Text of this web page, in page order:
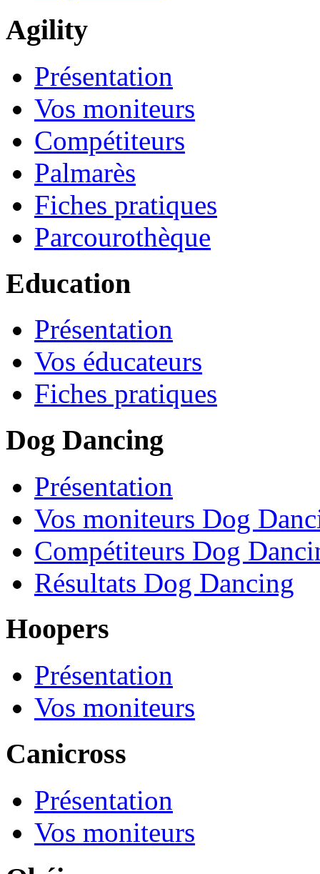
Agility
Présentation
Vos moniteurs
Compétiteurs
Palmarès
Fiches pratiques
Parcourothèque
Education
Présentation
Vos éducateurs
Fiches pratiques
Dog Dancing
Présentation
Vos moniteurs Dog
Compétiteurs Dog
Résultats Dog Dancing
Hoopers
Présentation
Vos moniteurs
Canicross
Présentation
Vos moniteurs